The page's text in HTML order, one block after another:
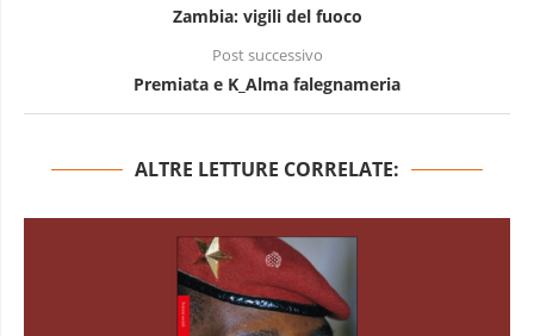
Zambia: vigili del fuoco
Post successivo
Premiata e K_Alma falegnameria
ALTRE LETTURE CORRELATE: